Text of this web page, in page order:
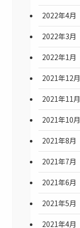
2022年4月
2022年3月
2022年1月
2021年12月
2021年11月
2021年10月
2021年8月
2021年7月
2021年6月
2021年5月
2021年4月